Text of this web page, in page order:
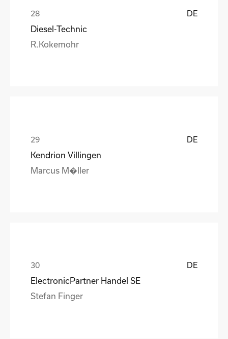
DE
Diesel-Technic
R.Kokemohr
DE
Kendrion Villingen
Marcus M�ller
DE
ElectronicPartner Handel SE
Stefan Finger